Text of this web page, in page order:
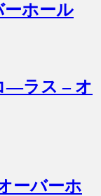
ーホール
―ラス – オ
ーバーホ